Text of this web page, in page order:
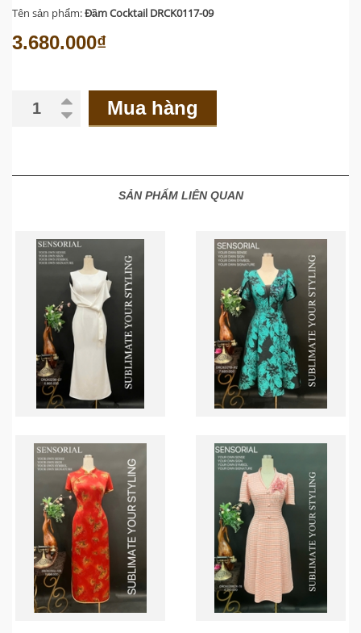
Tên sản phẩm:Đầm Cocktail DRCK0117-09
3.680.000₫
Mua hàng
SẢN PHẨM LIÊN QUAN